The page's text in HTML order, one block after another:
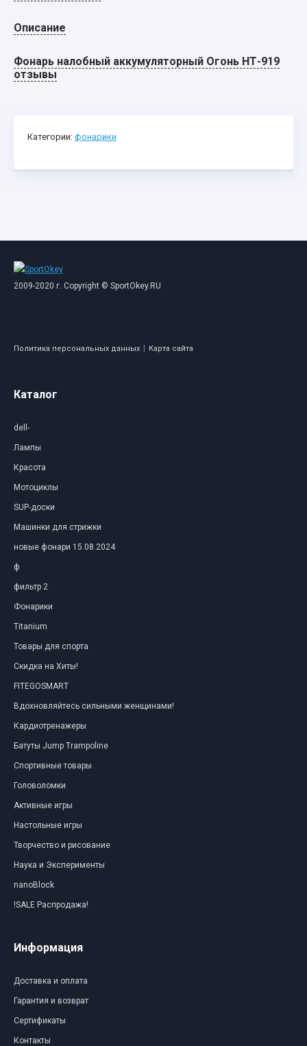
Описание
Фонарь налобный аккумуляторный Огонь НТ-919
отзывы
Категории: фонарики
2009-2020 г. Copyright © SportOkey.RU
Политика персональных данных Карта сайта
Каталог
dell-
Лампы
Красота
Мотоциклы
SUP-доски
Машинки для стрижки
новые фонари 15.08.2024
ф
фильтр 2
Фонарики
Titanium
Товары для спорта
Скидка на Хиты!
FITEGOSMART
Вдохновляйтесь сильными женщинами!
Кардиотренажеры
Батуты Jump Trampoline
Спортивные товары
Головоломки
Активные игры
Настольные игры
Творчество и рисование
Наука и Эксперименты
nanoBlock
!SALE Распродажа!
Информация
Доставка и оплата
Гарантия и возврат
Сертификаты
Контакты